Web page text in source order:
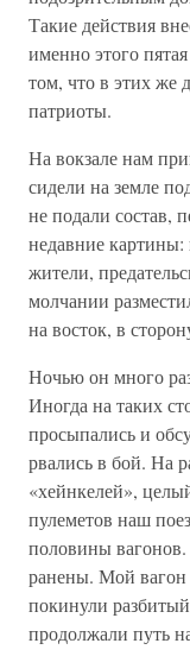
Такие действия
именно этого
том, что в этих же
патриоты.
На вокзале нам
сидели на земле
не подали состав,
недавние
жители,
молчании
на восток, в
Ночью он много
Иногда на таких
просыпались и
рвались в бой. На
«хейнкелей»,
пулеметов наш
половины
ранены. Мой
покинули
продолжали путь